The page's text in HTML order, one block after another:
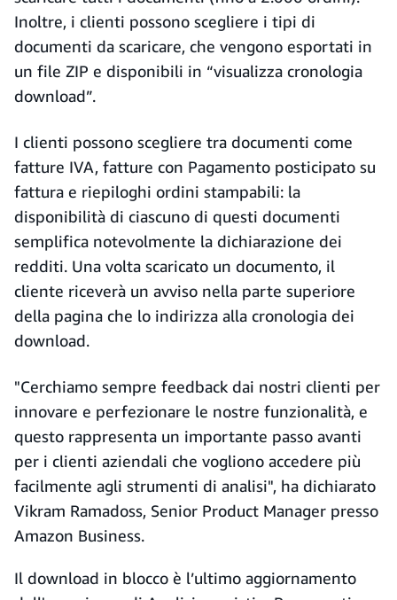
Inoltre, i clienti possono scegliere i tipi di
documenti da scaricare, che vengono esportati in
un file ZIP e disponibili in “visualizza cronologia
download”.
I clienti possono scegliere tra documenti come
fatture IVA, fatture con Pagamento posticipato su
fattura e riepiloghi ordini stampabili: la
disponibilità di ciascuno di questi documenti
semplifica notevolmente la dichiarazione dei
redditi. Una volta scaricato un documento, il
cliente riceverà un avviso nella parte superiore
della pagina che lo indirizza alla cronologia dei
download.
"Cerchiamo sempre feedback dai nostri clienti per
innovare e perfezionare le nostre funzionalità, e
questo rappresenta un importante passo avanti
per i clienti aziendali che vogliono accedere più
facilmente agli strumenti di analisi", ha dichiarato
Vikram Ramadoss, Senior Product Manager presso
Amazon Business.
Il download in blocco è l’ultimo aggiornamento